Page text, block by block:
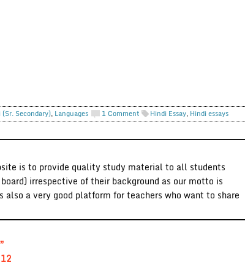
(Sr. Secondary), Languages 1 Comment Hindi Essay, Hindi essays
is to provide quality study material to all students
irrespective of their background as our motto is
also a very good platform for teachers who want to share